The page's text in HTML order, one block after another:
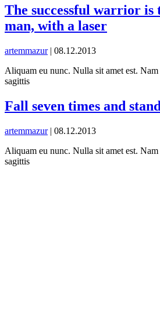
The successful warrior is
man, with a laser
artemmazur | 08.12.2013
Aliquam eu nunc. Nulla sit amet est.
sagittis
Fall seven times and
artemmazur | 08.12.2013
Aliquam eu nunc. Nulla sit amet est.
sagittis